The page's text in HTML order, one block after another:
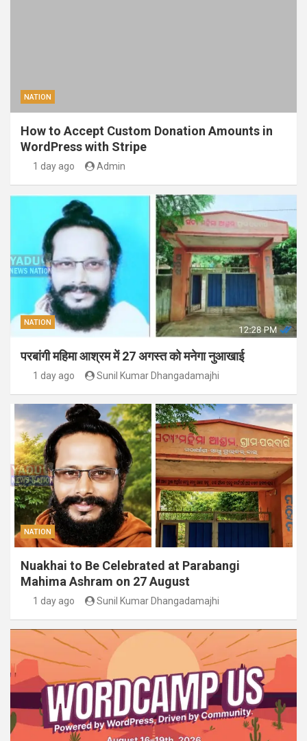
NATION
How to Accept Custom Donation Amounts in
WordPress with Stripe
1 day ago Admin
NATION
परबांगी महिमा आश्रम में 27 अगस्त को मनेगा नुआखाई
1 day ago Sunil Kumar Dhangadamajhi
NATION
Nuakhai to Be Celebrated at Parabangi
Mahima Ashram on 27 August
1 day ago Sunil Kumar Dhangadamajhi